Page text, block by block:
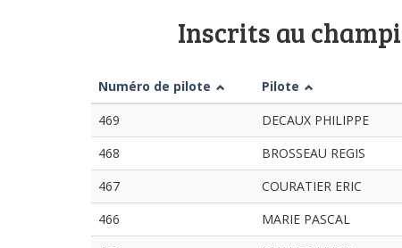
Inscrits au
Numéro de pilote Pilote
469 DECAUX PHILIPPE
468
BROSSEAU REGIS
467
COURATIER ERIC
466
MARIE PASCAL